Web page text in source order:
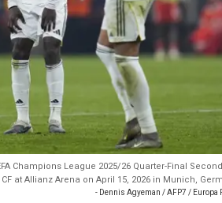
Champions League 2025/26 Quarter-Final
at Allianz Arena on April 15, 2026 in Munich,
- Dennis Agyeman / AFP7 / Europa